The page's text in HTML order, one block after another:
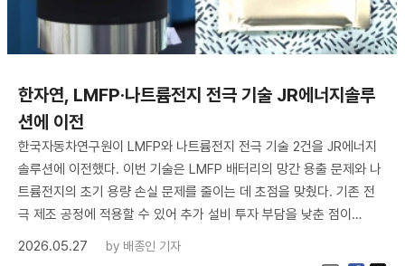
한자연, LMFP·나트륨전지 전극 기술 JR에너지솔루
션에 이전
한국자동차연구원이 LMFP와 나트륨전지 전극 기술 2건을 JR에너지
솔루션에 이전했다. 이번 기술은 LMFP 배터리의 망간 용출 문제와 나
트륨전지의 초기 용량 손실 문제를 줄이는 데 초점을 맞췄다. 기존 전
극 제조 공정에 적용할 수 있어 추가 설비 투자 부담을 낮춘 점이…
2026.05.27
by 배종인 기자